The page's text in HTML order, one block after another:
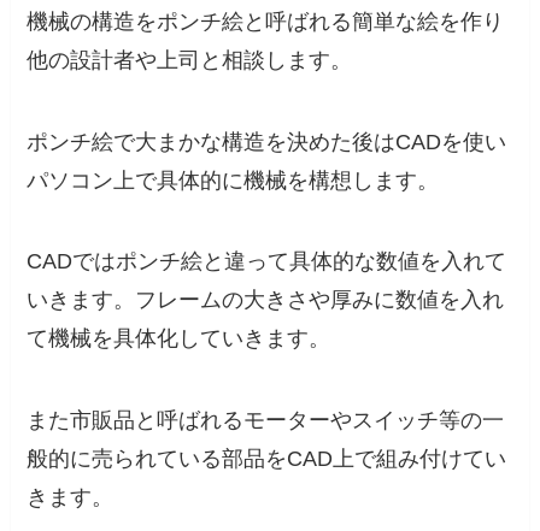
機械の構造をポンチ絵と呼ばれる簡単な絵を作り
他の設計者や上司と相談します。
ポンチ絵で大まかな構造を決めた後はCADを使い
パソコン上で具体的に機械を構想します。
CADではポンチ絵と違って具体的な数値を入れて
いきます。フレームの大きさや厚みに数値を入れ
て機械を具体化していきます。
また市販品と呼ばれるモーターやスイッチ等の一
般的に売られている部品をCAD上で組み付けてい
きます。